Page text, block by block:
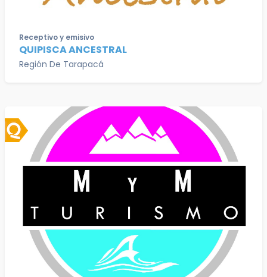
Receptivo y emisivo
QUIPISCA ANCESTRAL
Región De Tarapacá